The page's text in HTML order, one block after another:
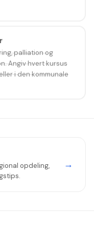
palliation og
Angiv hvert kursus
i den kommunale
opdeling,
→